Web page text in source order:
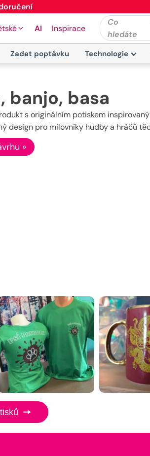
AI Inspirace
Co
hledáte
Zadat poptávku Technologie
banjo, basa
s originálním potiskem
design pro milovníky hudby a hráčů
»